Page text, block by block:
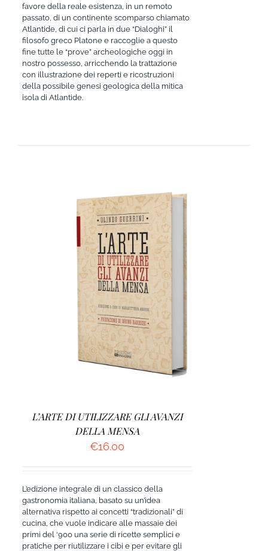
favore della reale esistenza, in un remoto
passato, di un continente scomparso chiamato
Atlantide, di cui ci parla in due “Dialoghi” il
filosofo greco Platone e raccoglie a questo
fine tutte le “prove” archeologiche oggi in
nostro possesso, arricchendo la trattazione
con illustrazione dei reperti e ricostruzioni
della possibile genesi geologica della mitica
isola di Atlantide.
AGGIUNGI AL CARRELLO /
L’ARTE DI UTILIZZARE GLI AVANZI
DELLA MENSA
€16.00
L’edizione integrale di un classico della
gastronomia italiana, basato su un’idea
alternativa rispetto ai concetti “tradizionali” di
cucina, che vuole indicare alle massaie dei
primi del ‘900 una serie di ricette semplici e
pratiche per riutilizzare i cibi e per evitare gli